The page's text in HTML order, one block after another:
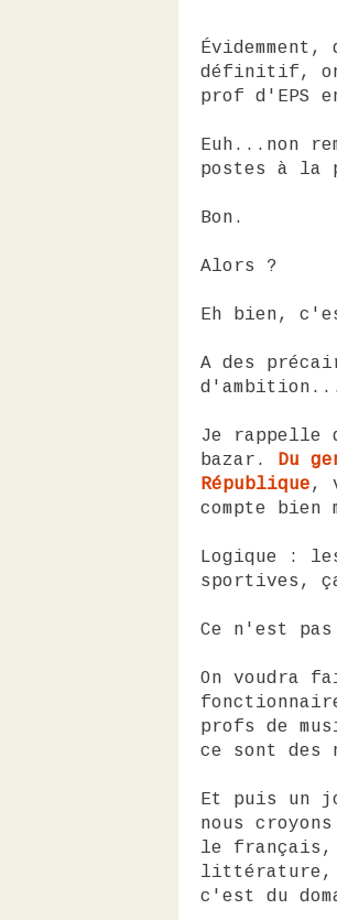
définitif, on
prof d'EPS
Euh...non
postes à la
Bon.
Alors ?
Eh bien,
A des
Je rappelle
bazar. Du
République,
compte
Logique :
sportives,
Ce n'est
On voudra
profs de
ce sont
Et puis un
nous
le
littérature,
c'est du